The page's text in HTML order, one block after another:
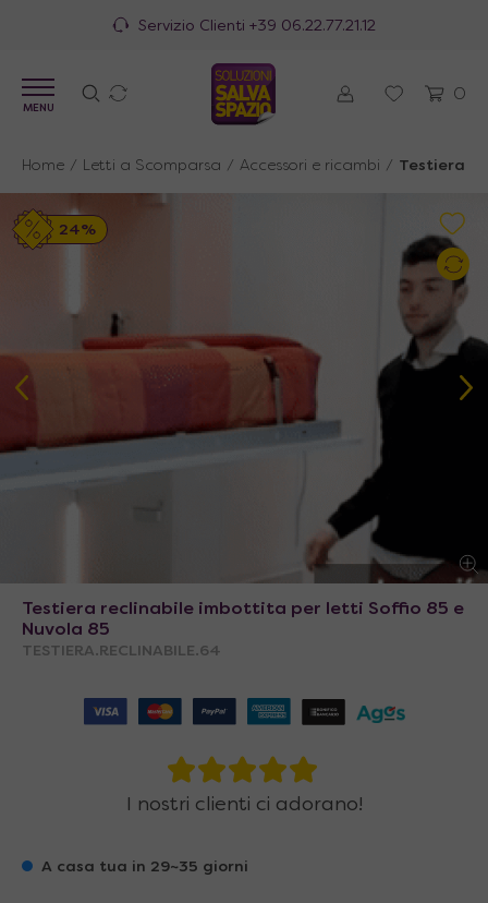
Servizio Clienti +39 06.22.77.21.12
0
MENU
Home / Letti a Scomparsa / Accessori e ricambi / Testiera
24%
Testiera reclinabile imbottita per letti Soffio 85 e
Nuvola 85
TESTIERA.RECLINABILE.64
I nostri clienti ci adorano!
A casa tua in 29~35 giorni